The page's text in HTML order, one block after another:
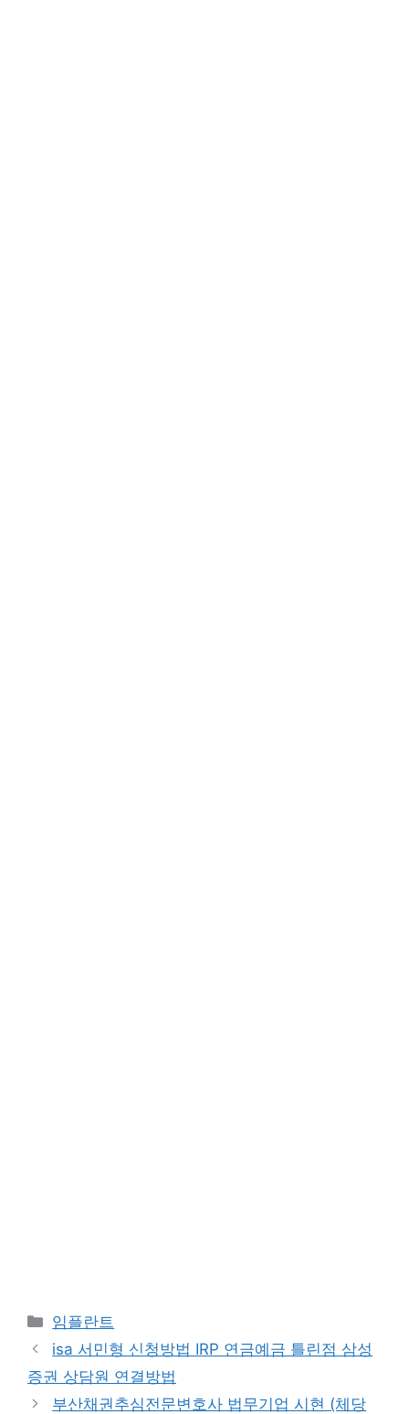
카
테
리
임플란트
isa 서민형 신청방법 IRP 연금예금 틀린점 삼성
증권 상담원 연결방법
부산채권추심전문변호사 법무기업 시현 (체당